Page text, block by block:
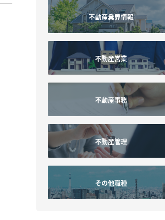
不動産業界情報
不動産営業
不動産事務
不動産管理
その他職種